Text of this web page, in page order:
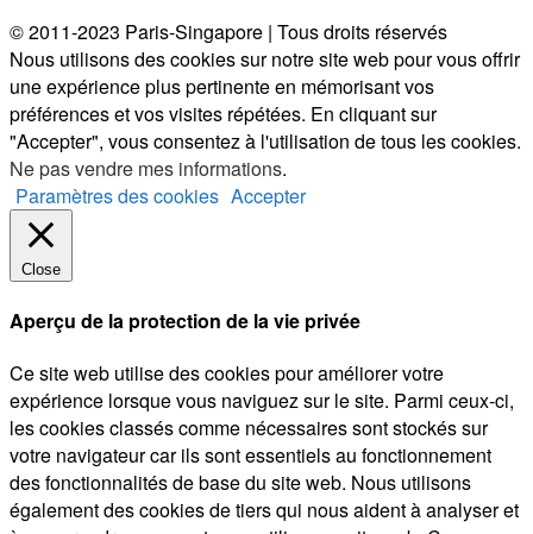
© 2011-2023 Paris-Singapore | Tous droits réservés
Nous utilisons des cookies sur notre site web pour vous offrir
une expérience plus pertinente en mémorisant vos
préférences et vos visites répétées. En cliquant sur
"Accepter", vous consentez à l'utilisation de tous les cookies.
Ne pas vendre mes informations.
Paramètres des cookies Accepter
Close
Aperçu de la protection de la vie privée
Ce site web utilise des cookies pour améliorer votre
expérience lorsque vous naviguez sur le site. Parmi ceux-ci,
les cookies classés comme nécessaires sont stockés sur
votre navigateur car ils sont essentiels au fonctionnement
des fonctionnalités de base du site web. Nous utilisons
également des cookies de tiers qui nous aident à analyser et